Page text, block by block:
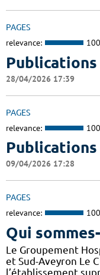
PAGES
relevance:
Publications
28/04/2026 17:39
PAGES
relevance:
Publications
09/04/2026 17:28
PAGES
relevance:
Qui
Le Groupement
et Sud-Aveyron Le
l’établissement